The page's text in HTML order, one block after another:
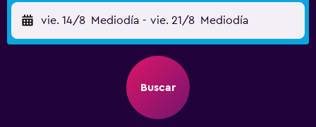
vie. 14/8 Mediodía - vie. 21/8 Mediodía
Buscar